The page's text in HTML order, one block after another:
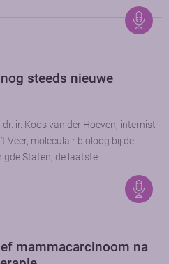
steeds nieuwe
ir. Koos van der Hoeven, internist-
Veer, moleculair bioloog bij de
Staten, de laatste …
mammacarcinoom na